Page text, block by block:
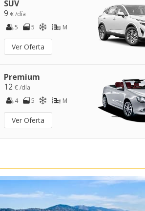
SUV
9€ /día
5
5 M
Ver Oferta
Premium
12€ /día
4
5 M
Ver Oferta